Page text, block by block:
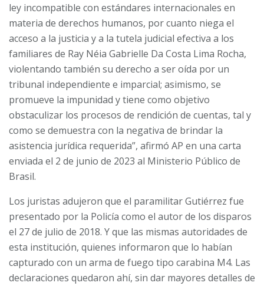
ley incompatible con estándares internacionales en
materia de derechos humanos, por cuanto niega el
acceso a la justicia y a la tutela judicial efectiva a los
familiares de Ray Néia Gabrielle Da Costa Lima Rocha,
violentando también su derecho a ser oída por un
tribunal independiente e imparcial; asimismo, se
promueve la impunidad y tiene como objetivo
obstaculizar los procesos de rendición de cuentas, tal y
como se demuestra con la negativa de brindar la
asistencia jurídica requerida”, afirmó AP en una carta
enviada el 2 de junio de 2023 al Ministerio Público de
Brasil.
Los juristas adujeron que el paramilitar Gutiérrez fue
presentado por la Policía como el autor de los disparos
el 27 de julio de 2018. Y que las mismas autoridades de
esta institución, quienes informaron que lo habían
capturado con un arma de fuego tipo carabina M4. Las
declaraciones quedaron ahí, sin dar mayores detalles de